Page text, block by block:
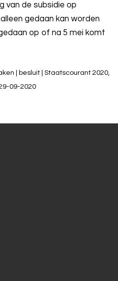
van de subsidie op
gedaan kan worden
op of na 5 mei komt
| besluit | Staatscourant 2020,
09-2020